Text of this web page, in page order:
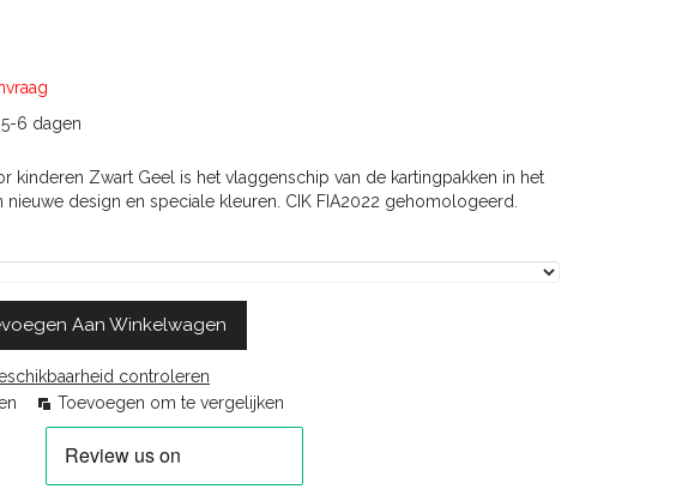
6 dagen
kinderen Zwart Geel is het vlaggenschip van de kartingpakken in het
design en speciale kleuren. CIK FIA2022 gehomologeerd.
Aan Winkelwagen
controleren
Toevoegen om te vergelijken